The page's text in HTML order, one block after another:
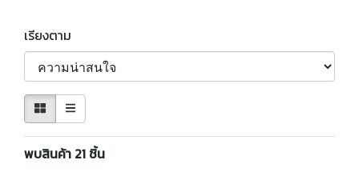
เรียงตาม
พบสินค้า 21 ชิ้น